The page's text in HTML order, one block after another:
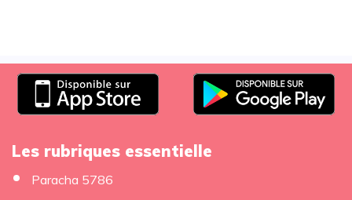
Les rubriques essentielle
Paracha 5786